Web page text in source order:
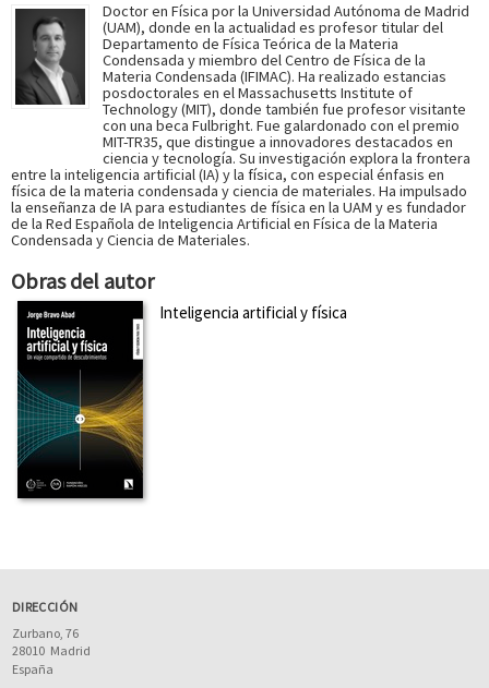
Doctor en Física por la Universidad Autónoma de Madrid
(UAM), donde en la actualidad es profesor titular del
Departamento de Física Teórica de la Materia
Condensada y miembro del Centro de Física de la
Materia Condensada (IFIMAC). Ha realizado estancias
posdoctorales en el Massachusetts Institute of
Technology (MIT), donde también fue profesor visitante
con una beca Fulbright. Fue galardonado con el premio
MIT-TR35, que distingue a innovadores destacados en
ciencia y tecnología. Su investigación explora la frontera
entre la inteligencia artificial (IA) y la física, con especial énfasis en
física de la materia condensada y ciencia de materiales. Ha impulsado
la enseñanza de IA para estudiantes de física en la UAM y es fundador
de la Red Española de Inteligencia Artificial en Física de la Materia
Condensada y Ciencia de Materiales.
Obras del autor
Inteligencia artificial y física
DIRECCIÓN
Zurbano, 76
28010 Madrid
España